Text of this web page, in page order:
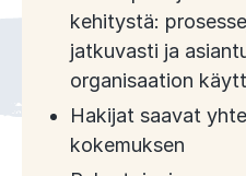
kehitystä:
jatkuvasti ja
organisaation
Hakijat saavat
kokemuksen